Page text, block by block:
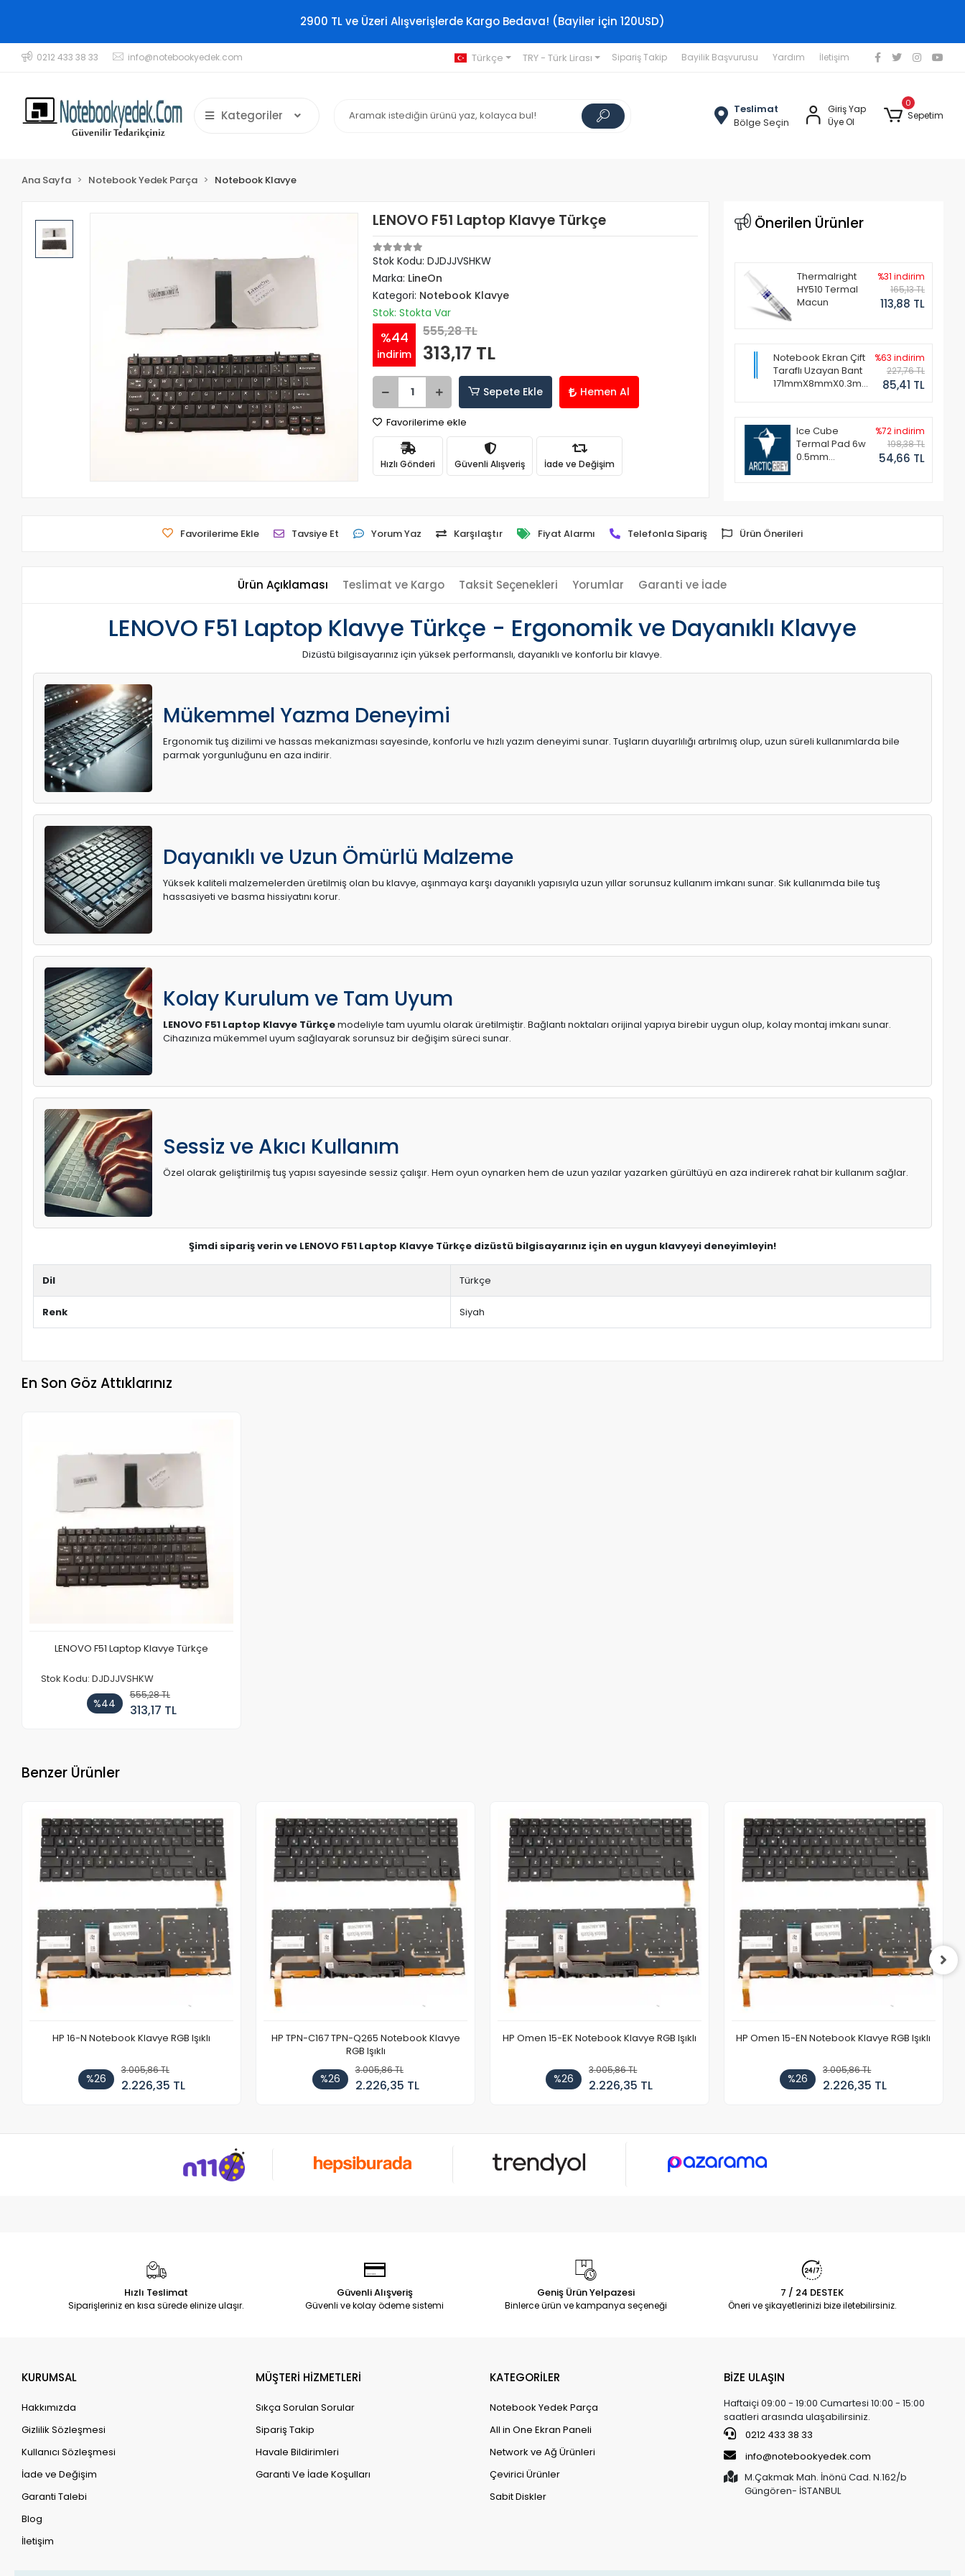
2900 TL ve Üzeri Alışverişlerde Kargo Bedava! (Bayiler için 120USD)
0212 433 38 33 info@notebookyedek.com Türkçe TRY - Türk Lirası Sipariş Takip Bayilik Başvurusu Yardım İletişim
Kategoriler
Teslimat
Bölge Seçin
Giriş Yap
Üye Ol
0
Sepetim
Ana Sayfa Notebook Yedek Parça Notebook Klavye
LENOVO F51 Laptop Klavye Türkçe
Stok Kodu: DJDJJVSHKW
Marka: LineOn
Kategori: Notebook Klavye
Stok: Stokta Var
%44
indirim
555,28 TL
313,17 TL
Sepete Ekle Hemen Al
Favorilerime ekle
Hızlı Gönderi Güvenli Alışveriş İade ve Değişim
Önerilen Ürünler
Thermalright
HY510 Termal
Macun
%31 indirim
165,13 TL
113,88 TL
Notebook Ekran Çift
Taraflı Uzayan Bant
171mmX8mmX0.3mm
%63 indirim
227,76 TL
85,41 TL
Ice Cube
Termal Pad 6w
0.5mm
%72 indirim
198,38 TL
54,66 TL
Favorilerime Ekle Tavsiye Et Yorum Yaz Karşılaştır Fiyat Alarmı Telefonla Sipariş Ürün Önerileri
Ürün Açıklaması Teslimat ve Kargo Taksit Seçenekleri Yorumlar Garanti ve İade
LENOVO F51 Laptop Klavye Türkçe - Ergonomik ve Dayanıklı Klavye
Dizüstü bilgisayarınız için yüksek performanslı, dayanıklı ve konforlu bir klavye.
Mükemmel Yazma Deneyimi
Ergonomik tuş dizilimi ve hassas mekanizması sayesinde, konforlu ve hızlı yazım deneyimi sunar. Tuşların duyarlılığı artırılmış olup, uzun süreli kullanımlarda bile
parmak yorgunluğunu en aza indirir.
Dayanıklı ve Uzun Ömürlü Malzeme
Yüksek kaliteli malzemelerden üretilmiş olan bu klavye, aşınmaya karşı dayanıklı yapısıyla uzun yıllar sorunsuz kullanım imkanı sunar. Sık kullanımda bile tuş
hassasiyeti ve basma hissiyatını korur.
Kolay Kurulum ve Tam Uyum
LENOVO F51 Laptop Klavye Türkçemodeliyle tam uyumlu olarak üretilmiştir. Bağlantı noktaları orijinal yapıya birebir uygun olup, kolay montaj imkanı sunar.
Cihazınıza mükemmel uyum sağlayarak sorunsuz bir değişim süreci sunar.
Sessiz ve Akıcı Kullanım
Özel olarak geliştirilmiş tuş yapısı sayesinde sessiz çalışır. Hem oyun oynarken hem de uzun yazılar yazarken gürültüyü en aza indirerek rahat bir kullanım sağlar.
Şimdi sipariş verin ve LENOVO F51 Laptop Klavye Türkçe dizüstü bilgisayarınız için en uygun klavyeyi deneyimleyin!
Dil Türkçe
Renk Siyah
En Son Göz Attıklarınız
LENOVO F51 Laptop Klavye Türkçe
Stok Kodu: DJDJJVSHKW
%44
555,28 TL
313,17 TL
Benzer Ürünler
HP 16-N Notebook Klavye RGB Işıklı
%26
3.005,86 TL
2.226,35 TL
HP TPN-C167 TPN-Q265 Notebook Klavye
RGB Işıklı
%26
3.005,86 TL
2.226,35 TL
HP Omen 15-EK Notebook Klavye RGB Işıklı
%26
3.005,86 TL
2.226,35 TL
HP Omen 15-EN Notebook Klavye RGB Işıklı
%26
3.005,86 TL
2.226,35 TL
Hızlı Teslimat
Siparişleriniz en kısa sürede elinize ulaşır.
Güvenli Alışveriş
Güvenli ve kolay ödeme sistemi
Geniş Ürün Yelpazesi
Binlerce ürün ve kampanya seçeneği
7 / 24 DESTEK
Öneri ve şikayetlerinizi bize iletebilirsiniz.
KURUMSAL
Hakkımızda
Gizlilik Sözleşmesi
Kullanıcı Sözleşmesi
İade ve Değişim
Garanti Talebi
Blog
İletişim
MÜŞTERİ HİZMETLERİ
Sıkça Sorulan Sorular
Sipariş Takip
Havale Bildirimleri
Garanti Ve İade Koşulları
KATEGORİLER
Notebook Yedek Parça
All in One Ekran Paneli
Network ve Ağ Ürünleri
Çevirici Ürünler
Sabit Diskler
BİZE ULAŞIN
Haftaiçi 09:00 - 19:00 Cumartesi 10:00 - 15:00
saatleri arasında ulaşabilirsiniz.
0212 433 38 33
info@notebookyedek.com
M.Çakmak Mah. İnönü Cad. N.162/b
Güngören- İSTANBUL